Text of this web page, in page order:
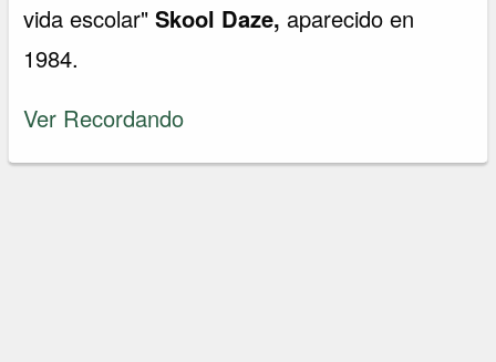
vida escolar"Skool Daze, aparecido en
1984.
Ver Recordando